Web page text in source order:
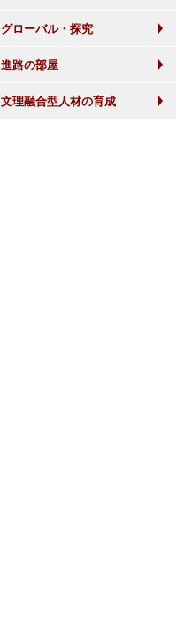
グローバル・探究
進路の部屋
文理融合型人材の育成